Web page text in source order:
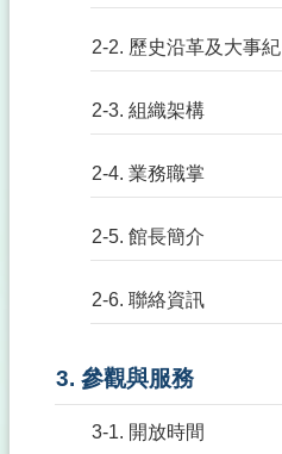
2-2. 歷史沿革及大事紀
2-3. 組織架構
2-4. 業務職掌
2-5. 館長簡介
2-6. 聯絡資訊
3. 參觀與服務
3-1. 開放時間